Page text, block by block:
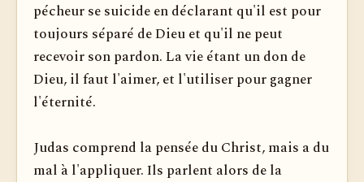
pécheur se suicide en déclarant qu'il est pour
toujours séparé de Dieu et qu'il ne peut
recevoir son pardon. La vie étant un don de
Dieu, il faut l'aimer, et l'utiliser pour gagner
l'éternité.
Judas comprend la pensée du Christ, mais a du
mal à l'appliquer. Ils parlent alors de la